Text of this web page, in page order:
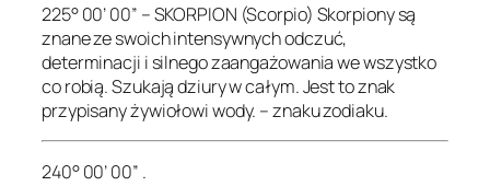
225° 00’ 00” – SKORPION (Scorpio) Skorpiony są
znane ze swoich intensywnych odczuć,
determinacji i silnego zaangażowania we wszystko
co robią. Szukają dziury w całym. Jest to znak
przypisany żywiołowi wody. – znaku zodiaku.
240° 00’ 00” .